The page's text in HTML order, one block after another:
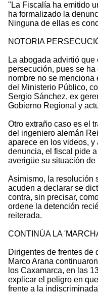
"La Fiscalía ha emitido
ha formalizado la
Ninguna de ellas es
NOTORIA
La abogada advirtió
persecución, pues se
nombre no se
del Ministerio Público,
Sergio Sánchez, ex
Gobierno Regional y
Otro extraño caso es el
del ingeniero alemán
aparece en los videos,
denuncia, el fiscal pide
averigüe su situación
Asimismo, la resolución
acuden a declarar se
contra, sin precisar,
ordene la detención
reiterada.
CONTINÚA LA
Dirigentes de frentes de
Marco Arana
los Caxamarca, en las
explicar el peligro en
frente a la